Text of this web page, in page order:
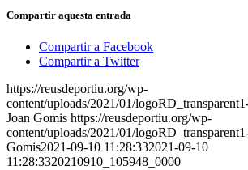
Compartir aquesta entrada
Compartir a Facebook
Compartir a Twitter
https://reusdeportiu.org/wp-
content/uploads/2021/01/
Joan Gomis https://reusdeportiu.org/wp-
content/uploads/2021/01/
Gomis2021-09-10 11:28:332021-09-10
11:28:3320210910_105948_0000